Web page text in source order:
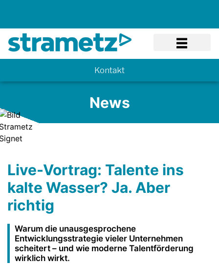
Kontakt
News
Live-Vortrag: Talente ins
kalte Wasser? Ja. Aber
richtig
Warum die unausgesprochene
Entwicklungsstrategie vieler Unternehmen
scheitert – und wie moderne Talentförderung
wirklich wirkt.